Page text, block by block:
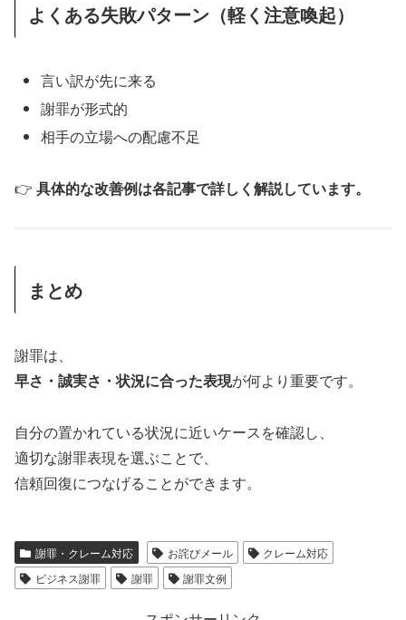
よくある失敗パターン（軽く注意喚起）
言い訳が先に来る
謝罪が形式的
相手の立場への配慮不足
👉 具体的な改善例は各記事で詳しく解説しています。
まとめ
謝罪は、
早さ・誠実さ・状況に合った表現が何より重要です。
自分の置かれている状況に近いケースを確認し、
適切な謝罪表現を選ぶことで、
信頼回復につなげることができます。
謝罪・クレーム対応 お詫びメール
クレーム対応
ビジネス謝罪
謝罪 謝罪文例